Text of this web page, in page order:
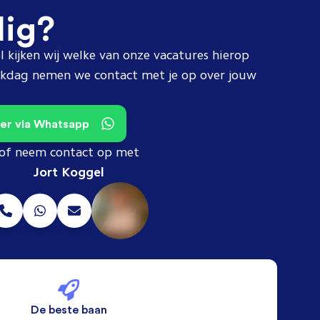
kijken wij welke van onze vacatures hierop
nemen we contact met je op over jouw
via Whatsapp
neem contact op met
Jort Koggel
De beste baan